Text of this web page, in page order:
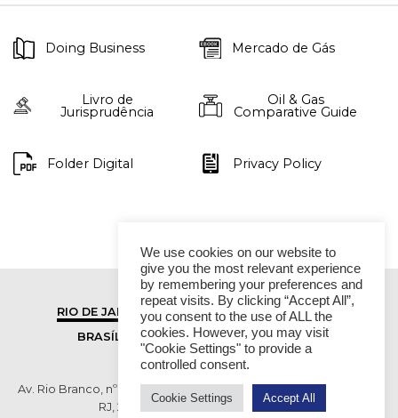
Doing Business Mercado de Gás
Livro de
Jurisprudência
Oil & Gas
Comparative Guide
Folder Digital Privacy Policy
RIO DE JANEIRO
SÃO PAULO
BRASÍLIA
VITÓRIA
Av. Rio Branco, nº 01, 14º andar - Ed. RB1- Centro, Rio de Janeiro -
RJ, 20090-003 TEL (55 21) 2276 6200
We use cookies on our website to
give you the most relevant experience
by remembering your preferences and
repeat visits. By clicking “Accept All”,
you consent to the use of ALL the
cookies. However, you may visit
"Cookie Settings" to provide a
controlled consent.
Cookie Settings Accept All